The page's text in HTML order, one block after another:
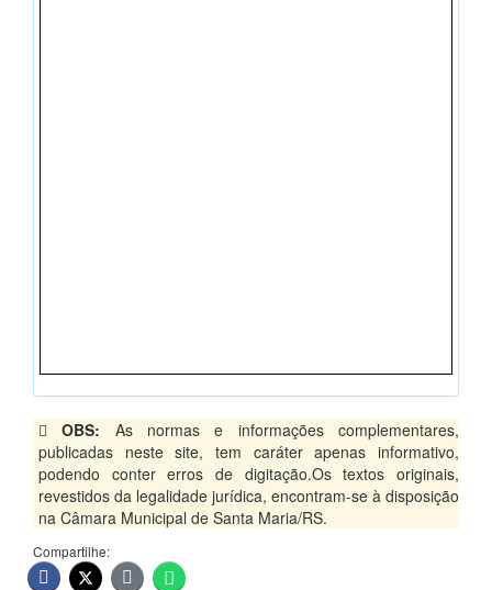
OBS: As normas e informações complementares,
publicadas neste site, tem caráter apenas informativo,
podendo conter erros de digitação.Os textos originais,
revestidos da legalidade jurídica, encontram-se à disposição
na Câmara Municipal de Santa Maria/RS.
Compartilhe: